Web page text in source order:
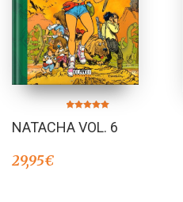
5.00
de 5
NATACHA VOL. 6
29,95€